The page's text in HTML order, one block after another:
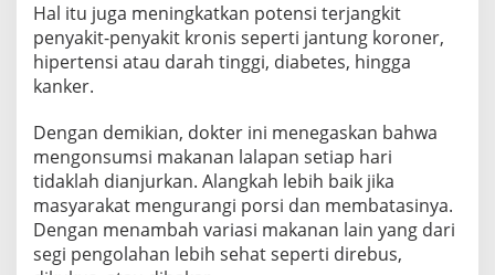
Hal itu juga meningkatkan potensi terjangkit
penyakit-penyakit kronis seperti jantung koroner,
hipertensi atau darah tinggi, diabetes, hingga
kanker.
Dengan demikian, dokter ini menegaskan bahwa
mengonsumsi makanan lalapan setiap hari
tidaklah dianjurkan. Alangkah lebih baik jika
masyarakat mengurangi porsi dan membatasinya.
Dengan menambah variasi makanan lain yang dari
segi pengolahan lebih sehat seperti direbus,